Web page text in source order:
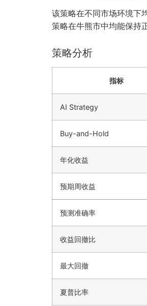
该策略在不同市场环境下
策略在牛熊市中均能保持
策略分析
指标
AI Strategy
Buy-and-Hold
年化收益
预期周收益
预测准确率
收益回撤比
最大回撤
夏普比率